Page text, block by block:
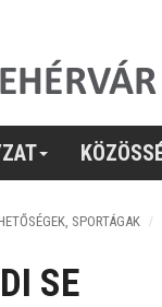
SPORTÁGAK
SE